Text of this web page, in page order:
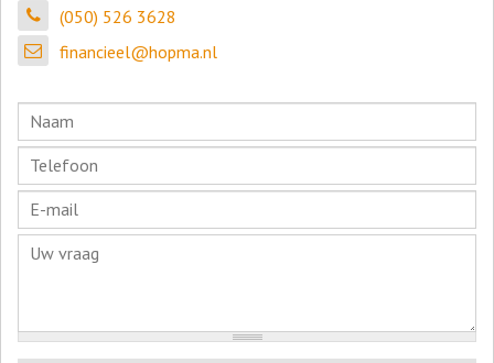
(050) 526 3628
financieel@hopma.nl